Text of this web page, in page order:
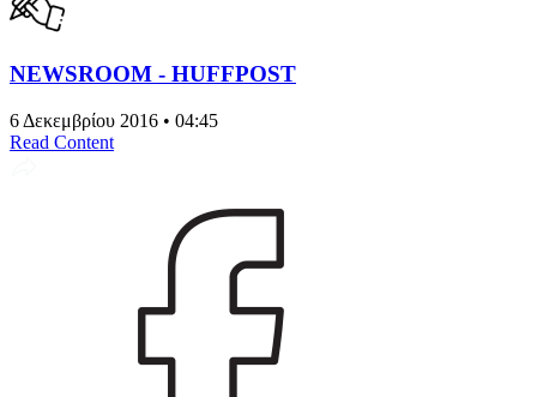
NEWSROOM - HUFFPOST
6 Δεκεμβρίου 2016 • 04:45
Read Content